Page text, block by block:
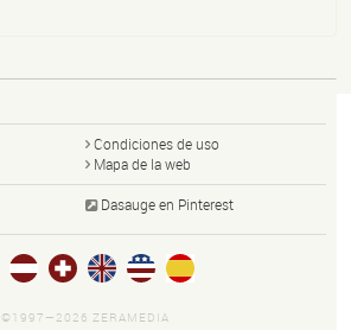
Condiciones de uso
Mapa de la web
Dasauge en Pinterest
©1997—2026 ZERAMEDIA